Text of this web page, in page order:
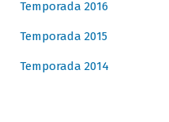
Temporada 2016
Temporada 2015
Temporada 2014